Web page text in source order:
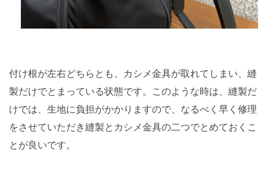
付け根が左右どちらとも、カシメ金具が取れてしまい、縫
製だけでとまっている状態です。このような時は、縫製だ
けでは、生地に負担がかかりますので、なるべく早く修理
をさせていただき縫製とカシメ金具の二つでとめておくこ
とが良いです。